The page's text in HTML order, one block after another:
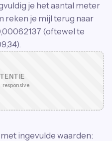
je het aantal meter
reken je mijl terug naar
(oftewel te
responsive
ingevulde waarden: